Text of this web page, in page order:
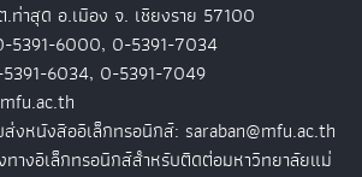
ท่าสุด อ.เมือง จ. เชียงราย 57100
5391-6000, 0-5391-7034
5391-6034, 0-5391-7049
ส่งหนังสืออิเล็กทรอนิกส์: saraban@mfu.ac.th
ทางอิเล็กทรอนิกส์สำหรับติดต่อมหาวิทยาลัยแม่